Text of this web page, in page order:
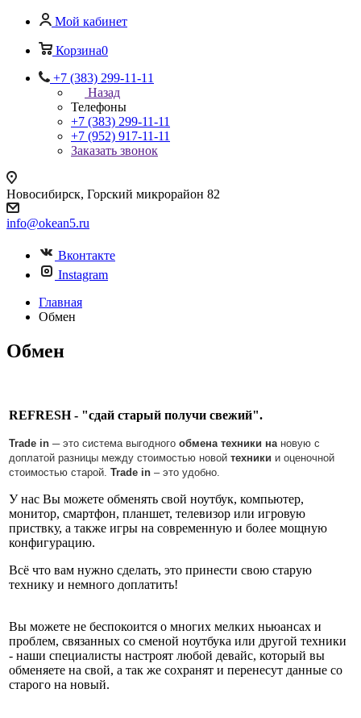
Мой кабинет
Корзина0
+7 (383) 299-11-11
Назад
Телефоны
+7 (383) 299-11-11
+7 (952) 917-11-11
Заказать звонок
Новосибирск, Горский микрорайон 82
info@okean5.ru
Вконтакте
Instagram
Главная
Обмен
Обмен
REFRESH - "сдай старый получи свежий".
Trade in ─ это система выгодного обмена техники на новую с
доплатой разницы между стоимостью новой техники и оценочной
стоимостью старой. Trade in – это удобно.
У нас Вы можете обменять свой ноутбук, компьютер,
монитор, смартфон, планшет, телевизор или игровую
приствку, а также игры на современную и более мощную
конфигурацию.
Всё что вам нужно сделать, это принести свою старую
технику и немного доплатить!
Вы можете не беспокоится о многих мелких ньюансах и
проблем, связанных со сменой ноутбука или другой техники
- наши специалисты настроят любой девайс, который вы
обменяете на свой, а так же сохранят и перенесут данные со
старого на новый.